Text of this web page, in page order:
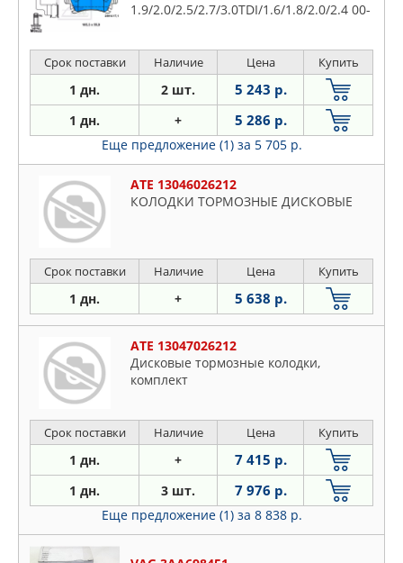
1.9/2.0/2.5/2.7/3.0TDI/1.6/1.8/2.0/2.4 00-
Срок поставки Наличие Цена Купить
1 дн. 2 шт. 5 243 р.
1 дн. + 5 286 р.
Еще предложение (1) за 5 705 р.
ATE 13046026212
КОЛОДКИ ТОРМОЗНЫЕ ДИСКОВЫЕ
Срок поставки Наличие Цена Купить
1 дн. + 5 638 р.
ATE 13047026212
Дисковые тормозные колодки,
комплект
Срок поставки Наличие Цена Купить
1 дн. + 7 415 р.
1 дн. 3 шт. 7 976 р.
Еще предложение (1) за 8 838 р.